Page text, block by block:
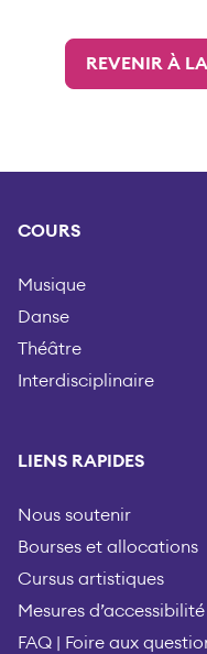
REVENIR À
COURS
Musique
Danse
Théâtre
Interdisciplinaire
LIENS RAPIDES
Nous soutenir
Bourses et allocations
Cursus artistiques
Mesures d’accessibilité
FAQ | Foire aux